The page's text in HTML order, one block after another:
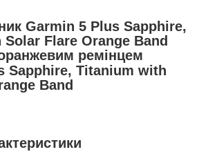
Garmin 5 Plus Sapphire,
Flare Orange Band
ремінцем
Sapphire, Titanium with
Band